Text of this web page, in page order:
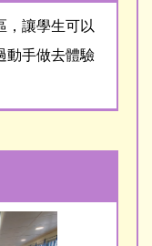
，讓學生可以
動手做去體驗